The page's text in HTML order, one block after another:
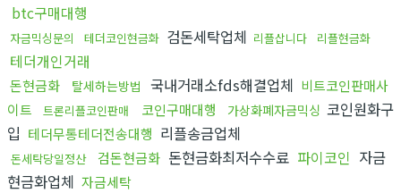
btc구매대행
자금믹싱문의 테더코인현금화 검돈세탁업체 리플삽니다 리플현금화
테더개인거래
돈현금화 탈세하는방법 국내거래소fds해결업체 비트코인판매사
이트
트론리플코인판매 코인구매대행 가상화폐자금믹싱 코인원화구
입 테더무통테더전송대행 리플송금업체
돈세탁당일정산 검돈현금화 돈현금화최저수수료 파이코인 자금
현금화업체 자금세탁